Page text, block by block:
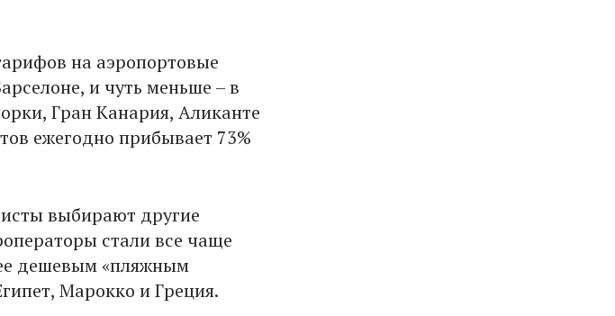
на аэропортовые
и чуть меньше – в
Гран Канария, Аликанте
ежегодно прибывает 73%
выбирают другие
стали все чаще
дешевым «пляжным
Марокко и Греция.